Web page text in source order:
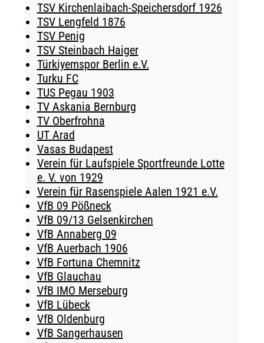
TSV Kirchenlaibach-Speichersdorf 1926
TSV Lengfeld 1876
TSV Penig
TSV Steinbach Haiger
Türkiyemspor Berlin e.V.
Turku FC
TUS Pegau 1903
TV Askania Bernburg
TV Oberfrohna
UT Arad
Vasas Budapest
Verein für Laufspiele Sportfreunde Lotte
e. V. von 1929
Verein für Rasenspiele Aalen 1921 e.V.
VfB 09 Pößneck
VfB 09/13 Gelsenkirchen
VfB Annaberg 09
VfB Auerbach 1906
VfB Fortuna Chemnitz
VfB Glauchau
VfB IMO Merseburg
VfB Lübeck
VfB Oldenburg
VfB Sangerhausen